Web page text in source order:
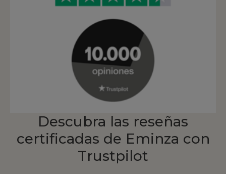
Descubra las reseñas
certificadas de Eminza con
Trustpilot